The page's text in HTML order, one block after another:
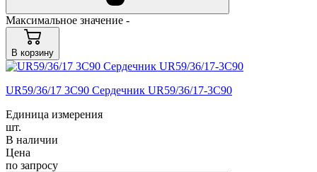
Максимальное значение -
В корзину
UR59/36/17 3C90 Сердечник UR59/36/17-3C90
Единица измерения
шт.
В наличии
Цена
по запросу